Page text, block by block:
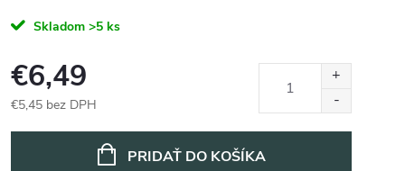
Skladom >5 ks
€6,49
€5,45 bez DPH
PRIDAŤ DO KOŠÍKA